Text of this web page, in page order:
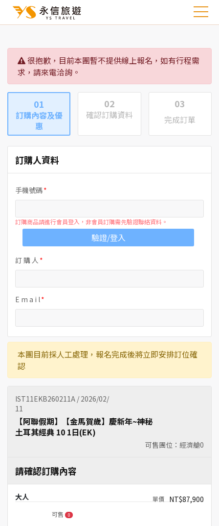
很抱歉，目前本團暫不提供線上報名，如有行程需
求，請來電洽詢。
01
訂購內容及優
惠
02
確認訂購資料
03
完成訂單
訂購人資料
手機號碼
訂購商品請進行會員登入，非會員訂購需先驗證聯絡資料。
驗證/登入
訂 購 人
E m a i l
本團目前採人工處理，報名完成後將立即安排訂位確
認
IST11EKB260211A / 2026/02/
11
可售團位：經濟艙0
【阿聯假期】【金馬賀歲】慶新年~神秘
土耳其經典 10 1日(EK)
請確認訂購內容
大人 NT$87,900
可售 0